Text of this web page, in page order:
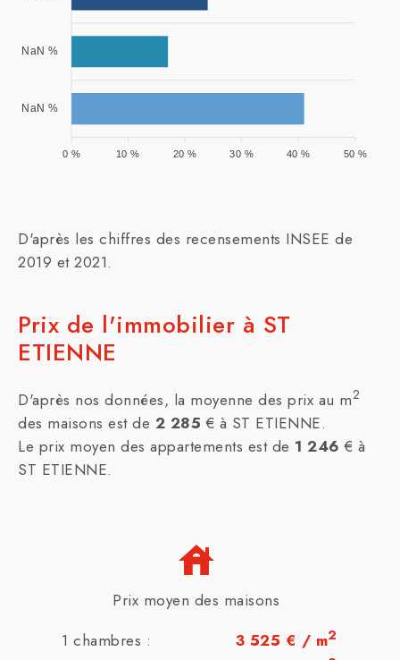
NaN %
NaN %
50 %
40 %
30 %
20 %
10 %
0 %
D'après les chiffres des recensements INSEE de
2019 et 2021.
Prix de l'immobilier à ST
ETIENNE
D'après nos données, la moyenne des prix au m2
des maisons est de 2 285 € à ST ETIENNE.
Le prix moyen des appartements est de 1 246 € à
ST ETIENNE.
Prix moyen des maisons
1 chambres :
3 525 € / m2